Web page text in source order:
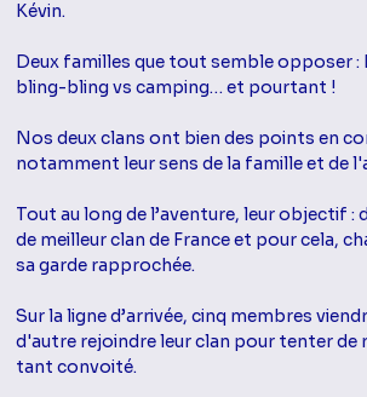
Kévin.
Deux familles que tout semble opposer :
bling-bling vs camping… et pourtant !
Nos deux clans ont bien des points en
notamment leur sens de la famille et de
Tout au long de l’aventure, leur objectif :
de meilleur clan de France et pour cela,
sa garde rapprochée.
Sur la ligne d’arrivée, cinq membres
d'autre rejoindre leur clan pour tenter
tant convoité.